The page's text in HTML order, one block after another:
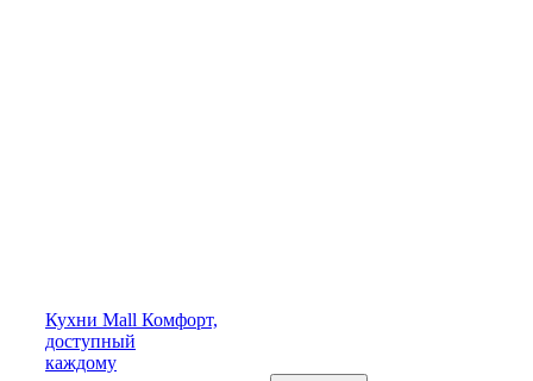
Кухни Mall Комфорт,
доступный
каждому